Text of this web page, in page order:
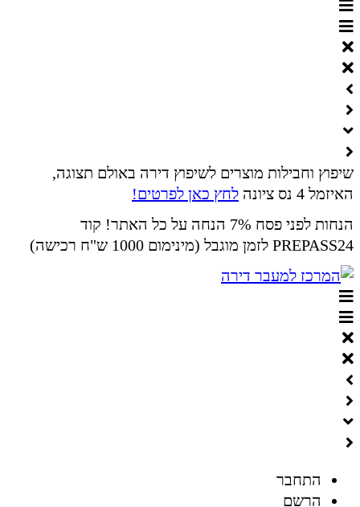
שיפוץ וחבילות מוצרים לשיפוץ דירה באולם תצוגה,
האיזמל 4 נס ציונה
לחץ כאן לפרטים!
הנחות לפני פסח 7% הנחה על כל האתר! קוד
PREPASS24 לזמן מוגבל (מינימום 1000 ש"ח רכישה)
התחבר
הרשם